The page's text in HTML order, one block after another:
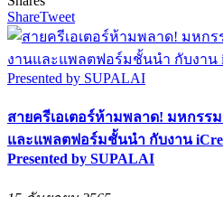
ShareTweet
สายครีเอเตอร์ห้ามพลาด! มหกรร
และแพลตฟอร์มชั้นนำ กับงาน
Presented by SUPALAI